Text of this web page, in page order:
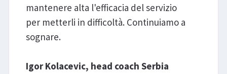
mantenere alta l'efficacia del servizio
per metterli in difficoltà. Continuiamo a
sognare.
Igor Kolacevic, head coach Serbia